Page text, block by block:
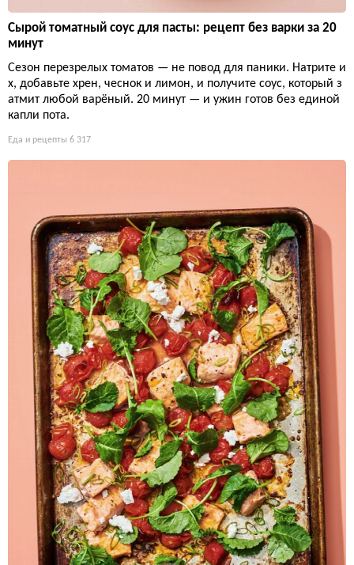
Сырой томатный соус для пасты: рецепт без варки за 20
минут
Сезон перезрелых томатов — не повод для паники. Натрите и
х, добавьте хрен, чеснок и лимон, и получите соус, который з
атмит любой варёный. 20 минут — и ужин готов без единой
капли пота.
Еда и рецепты 6 317